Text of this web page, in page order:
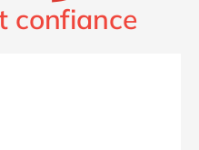
confiance